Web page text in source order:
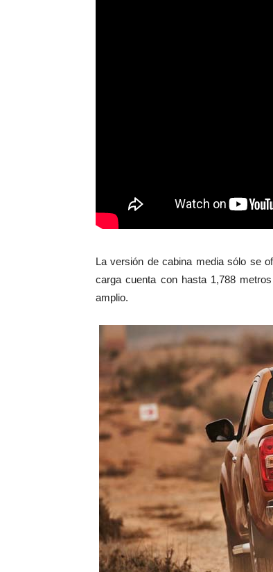
La versión de cabina media sólo se
carga cuenta con hasta 1,788
amplio.